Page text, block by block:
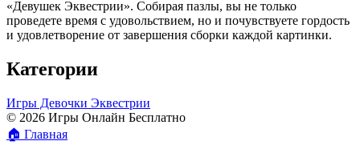
«Девушек Эквестрии». Собирая пазлы, вы не только
проведете время с удовольствием, но и почувствуете гордость
и удовлетворение от завершения сборки каждой картинки.
Категории
Игры Девочки Эквестрии
© 2026 Игры Онлайн Бесплатно
🏠 Главная